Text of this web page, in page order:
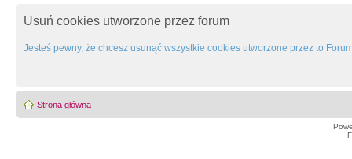
Usuń cookies utworzone przez forum
Jesteś pewny, że chcesz usunąć wszystkie cookies utworzone przez to
Strona główna